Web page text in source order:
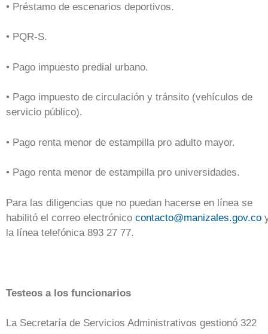
• Préstamo de escenarios deportivos.
• PQR-S.
• Pago impuesto predial urbano.
• Pago impuesto de circulación y tránsito (vehículos de
servicio público).
• Pago renta menor de estampilla pro adulto mayor.
• Pago renta menor de estampilla pro universidades.
Para las diligencias que no puedan hacerse en línea se
habilitó el correo electrónico contacto@manizales.gov.co
la línea telefónica 893 27 77.
Testeos a los funcionarios
La Secretaría de Servicios Administrativos gestionó 322